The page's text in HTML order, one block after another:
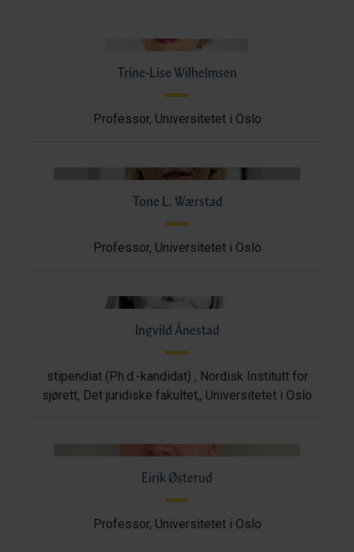
Trine-Lise Wilhelmsen
Professor, Universitetet i Oslo
Tone L. Wærstad
Professor, Universitetet i Oslo
Ingvild Ånestad
stipendiat (Ph.d.-kandidat) , Nordisk Institutt for
sjørett, Det juridiske fakultet,, Universitetet i Oslo
Eirik Østerud
Professor, Universitetet i Oslo